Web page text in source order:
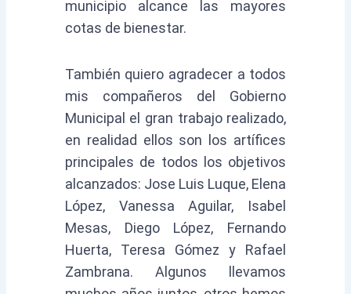
municipio alcance las mayores
cotas de bienestar.
También quiero agradecer a todos
mis compañeros del Gobierno
Municipal el gran trabajo realizado,
en realidad ellos son los artífices
principales de todos los objetivos
alcanzados: Jose Luis Luque, Elena
López, Vanessa Aguilar, Isabel
Mesas, Diego López, Fernando
Huerta, Teresa Gómez y Rafael
Zambrana. Algunos llevamos